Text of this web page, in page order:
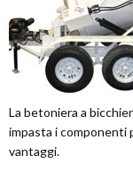
La betoniera a
impasta i componenti
vantaggi.